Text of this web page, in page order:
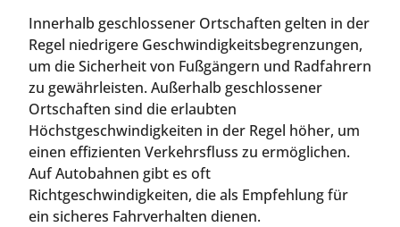
Innerhalb geschlossener Ortschaften gelten in der
Regel niedrigere Geschwindigkeitsbegrenzungen,
um die Sicherheit von Fußgängern und Radfahrern
zu gewährleisten. Außerhalb geschlossener
Ortschaften sind die erlaubten
Höchstgeschwindigkeiten in der Regel höher, um
einen effizienten Verkehrsfluss zu ermöglichen.
Auf Autobahnen gibt es oft
Richtgeschwindigkeiten, die als Empfehlung für
ein sicheres Fahrverhalten dienen.